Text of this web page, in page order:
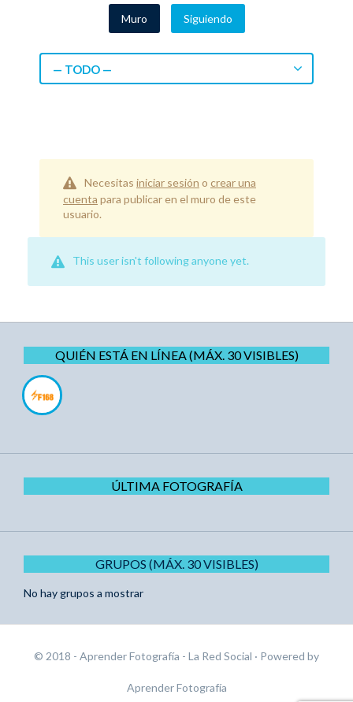
Muro Siguiendo
— TODO —
Necesitas iniciar sesión o crear una
cuenta para publicar en el muro de este
usuario.
This user isn't following anyone yet.
QUIÉN ESTÁ EN LÍNEA (MÁX. 30 VISIBLES)
ÚLTIMA FOTOGRAFÍA
GRUPOS (MÁX. 30 VISIBLES)
No hay grupos a mostrar
© 2018 - Aprender Fotografía - La Red Social · Powered by
Aprender Fotografía